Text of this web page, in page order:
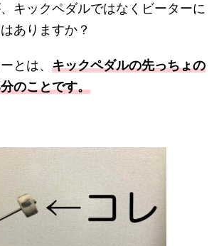
キックペダルではなくビーターに
ありますか？
とは、 キックペダルの先っちょの
のことです。